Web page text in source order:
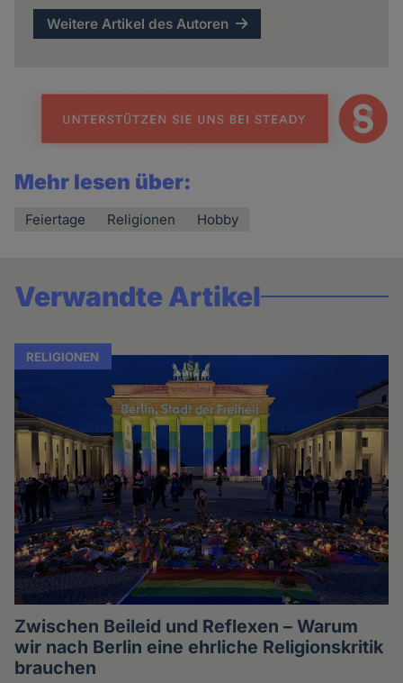
Weitere Artikel des Autoren
Mehr lesen über:
Feiertage Religionen Hobby
Verwandte Artikel
RELIGIONEN
Zwischen Beileid und Reflexen – Warum
wir nach Berlin eine ehrliche Religionskritik
brauchen